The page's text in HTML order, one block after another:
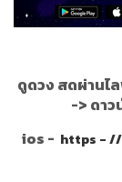
ดูดวง สดผ่านไ
-> ดาว
ios - https - //